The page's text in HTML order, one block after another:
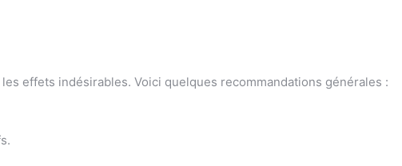
effets indésirables. Voici quelques recommandations générales :